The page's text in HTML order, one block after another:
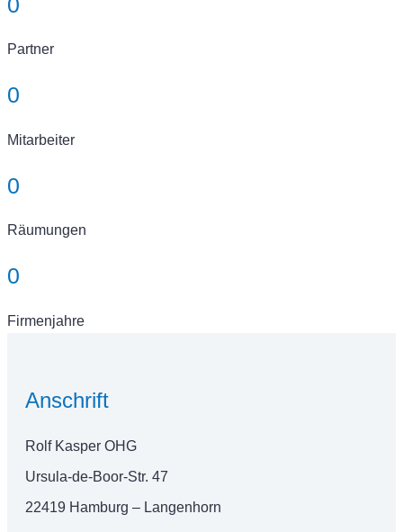
Partner
0
Mitarbeiter
0
Räumungen
0
Firmenjahre
Anschrift
Rolf Kasper OHG
Ursula-de-Boor-Str. 47
22419 Hamburg – Langenhorn